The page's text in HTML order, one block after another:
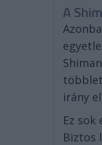
A
irány
Ez
Biztos